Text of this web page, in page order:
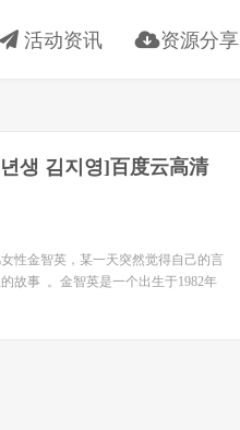
活动资讯 资源分享
생 김지영]百度云高清
性金智英，某一天突然觉得自己的言
故事 。金智英是一个出生于1982年